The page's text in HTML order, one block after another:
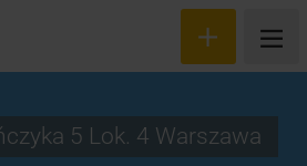
5 Lok. 4 Warszawa